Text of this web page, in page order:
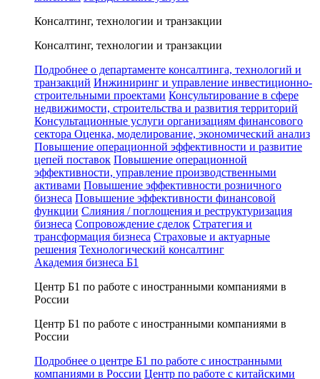
Консалтинг, технологии и транзакции
Консалтинг, технологии и транзакции
Подробнее о департаменте консалтинга, технологий и
транзакций Инжиниринг и управление инвестиционно-
строительными проектами Консультирование в сфере
недвижимости, строительства и развития территорий
Консультационные услуги организациям финансового
сектора Оценка, моделирование, экономический анализ
Повышение операционной эффективности и развитие
цепей поставок Повышение операционной
эффективности, управление производственными
активами Повышение эффективности розничного
бизнеса Повышение эффективности финансовой
функции Слияния / поглощения и реструктуризация
бизнеса Сопровождение сделок Стратегия и
трансформация бизнеса Страховые и актуарные
решения Технологический консалтинг
Академия бизнеса Б1
Центр Б1 по работе с иностранными компаниями в
России
Центр Б1 по работе с иностранными компаниями в
России
Подробнее о центре Б1 по работе с иностранными
компаниями в России Центр по работе с китайскими